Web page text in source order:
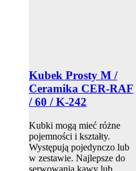
Kubek Prosty M /
Ceramika CER-RAF
/ 60 / K-242
Kubki mogą mieć różne
pojemności i kształty.
Występują pojedynczo lub
w zestawie. Najlepsze do
serwowania kawy lub